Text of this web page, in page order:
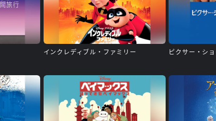
インクレディブル・ファミリー ピクサー・シ